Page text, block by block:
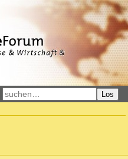
Los